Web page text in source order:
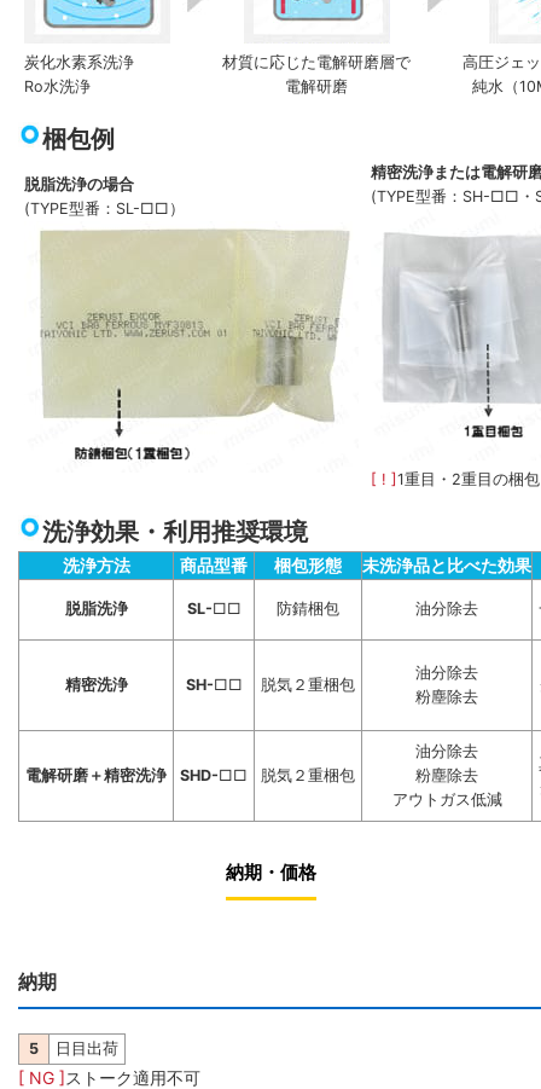
炭化水素系洗浄
Ro水洗浄
材質に応じた電解研磨層で
電解研磨
高圧ジェ
純水（
梱包例
脱脂洗浄の場合
(TYPE型番：SL-□□）
精密洗浄または電解研
(TYPE型番：SH-□□
[ ! ] 1重目・2重目の梱
洗浄効果・利用推奨環境
洗浄方法 商品型番 梱包形態 未洗浄品と比べた効果
脱脂洗浄 SL-□□ 防錆梱包 油分除去
精密洗浄 SH-□□ 脱気２重梱包
油分除去
粉塵除去
電解研磨＋精密洗浄 SHD-□□ 脱気２重梱包
油分除去
粉塵除去
アウトガス低減
納期・価格
納期
5 日目出荷
[ NG ]ストーク適用不可